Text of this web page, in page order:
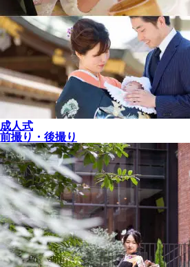
成人式
前撮り・後撮り